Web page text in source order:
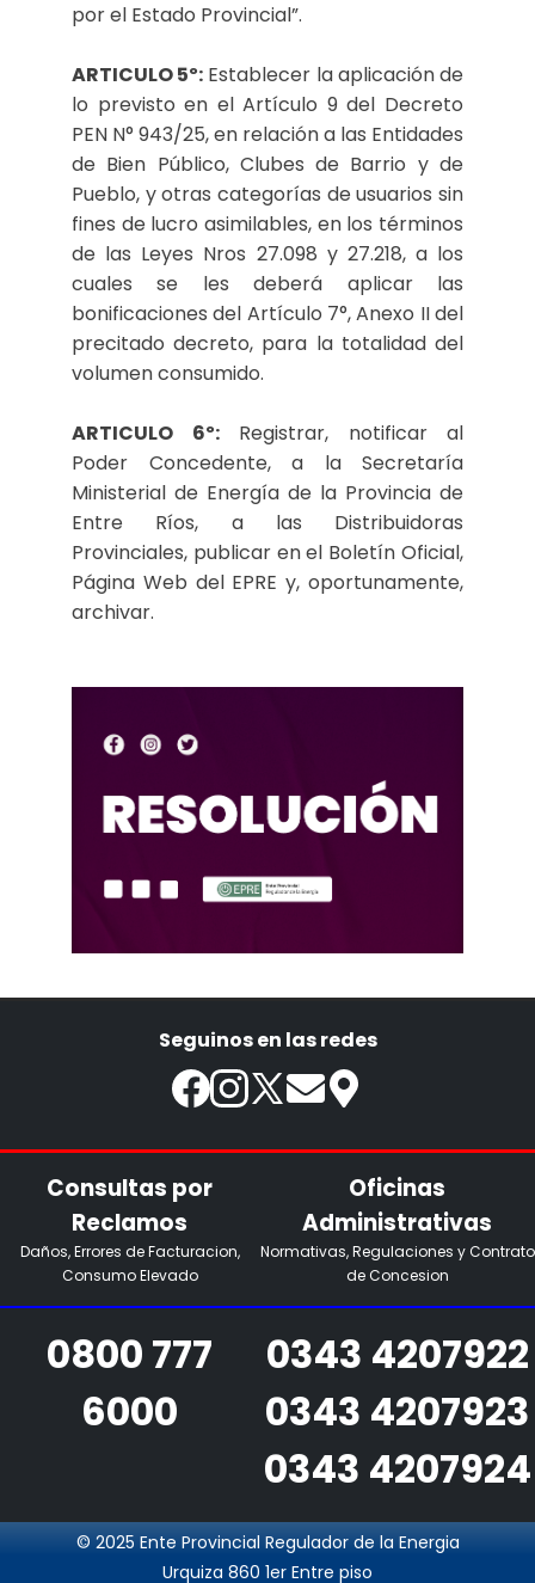
por el Estado Provincial”.
ARTICULO 5º: Establecer la aplicación de
lo previsto en el Artículo 9 del Decreto
PEN N° 943/25, en relación a las Entidades
de Bien Público, Clubes de Barrio y de
Pueblo, y otras categorías de usuarios sin
fines de lucro asimilables, en los términos
de las Leyes Nros 27.098 y 27.218, a los
cuales se les deberá aplicar las
bonificaciones del Artículo 7°, Anexo II del
precitado decreto, para la totalidad del
volumen consumido.
ARTICULO 6º:Registrar, notificar al
Poder Concedente, a la Secretaría
Ministerial de Energía de la Provincia de
Entre Ríos, a las Distribuidoras
Provinciales, publicar en el Boletín Oficial,
Página Web del EPRE y, oportunamente,
archivar.
Seguinos en las redes
Consultas por
Reclamos
Daños, Errores de Facturacion,
Consumo Elevado
0800 777
6000
Oficinas
Administrativas
Normativas, Regulaciones y Contrato
de Concesion
0343 4207922
0343 4207923
0343 4207924
© 2025 Ente Provincial Regulador de la Energia
Urquiza 860 1er Entre piso